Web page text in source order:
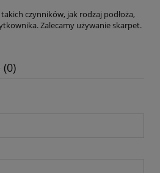
czynników, jak rodzaj podłoża,
Zalecamy używanie skarpet.